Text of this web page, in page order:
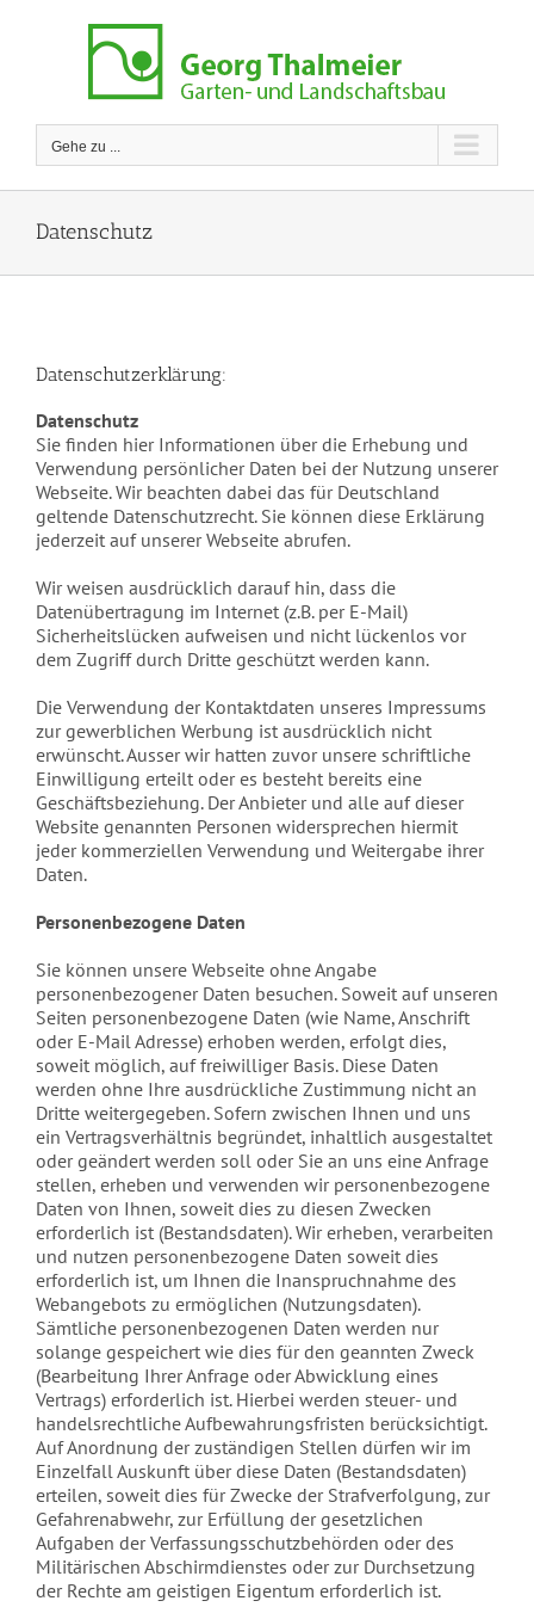
Gehe zu ...
Datenschutz
Datenschutzerklärung:
Datenschutz
Sie finden hier Informationen über die Erhebung und
Verwendung persönlicher Daten bei der Nutzung unserer
Webseite. Wir beachten dabei das für Deutschland
geltende Datenschutzrecht. Sie können diese Erklärung
jederzeit auf unserer Webseite abrufen.
Wir weisen ausdrücklich darauf hin, dass die
Datenübertragung im Internet (z.B. per E-Mail)
Sicherheitslücken aufweisen und nicht lückenlos vor
dem Zugriff durch Dritte geschützt werden kann.
Die Verwendung der Kontaktdaten unseres Impressums
zur gewerblichen Werbung ist ausdrücklich nicht
erwünscht. Ausser wir hatten zuvor unsere schriftliche
Einwilligung erteilt oder es besteht bereits eine
Geschäftsbeziehung. Der Anbieter und alle auf dieser
Website genannten Personen widersprechen hiermit
jeder kommerziellen Verwendung und Weitergabe ihrer
Daten.
Personenbezogene Daten
Sie können unsere Webseite ohne Angabe
personenbezogener Daten besuchen. Soweit auf unseren
Seiten personenbezogene Daten (wie Name, Anschrift
oder E-Mail Adresse) erhoben werden, erfolgt dies,
soweit möglich, auf freiwilliger Basis. Diese Daten
werden ohne Ihre ausdrückliche Zustimmung nicht an
Dritte weitergegeben. Sofern zwischen Ihnen und uns
ein Vertragsverhältnis begründet, inhaltlich ausgestaltet
oder geändert werden soll oder Sie an uns eine Anfrage
stellen, erheben und verwenden wir personenbezogene
Daten von Ihnen, soweit dies zu diesen Zwecken
erforderlich ist (Bestandsdaten). Wir erheben, verarbeiten
und nutzen personenbezogene Daten soweit dies
erforderlich ist, um Ihnen die Inanspruchnahme des
Webangebots zu ermöglichen (Nutzungsdaten).
Sämtliche personenbezogenen Daten werden nur
solange gespeichert wie dies für den geannten Zweck
(Bearbeitung Ihrer Anfrage oder Abwicklung eines
Vertrags) erforderlich ist. Hierbei werden steuer- und
handelsrechtliche Aufbewahrungsfristen berücksichtigt.
Auf Anordnung der zuständigen Stellen dürfen wir im
Einzelfall Auskunft über diese Daten (Bestandsdaten)
erteilen, soweit dies für Zwecke der Strafverfolgung, zur
Gefahrenabwehr, zur Erfüllung der gesetzlichen
Aufgaben der Verfassungsschutzbehörden oder des
Militärischen Abschirmdienstes oder zur Durchsetzung
der Rechte am geistigen Eigentum erforderlich ist.